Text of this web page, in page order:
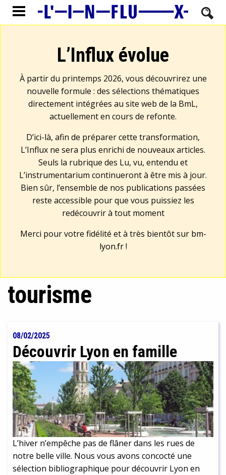
L’Influx évolue
À partir du printemps 2026, vous découvrirez une
nouvelle formule : des sélections thématiques
directement intégrées au site web de la BmL,
actuellement en cours de refonte.
D’ici-là, afin de préparer cette transformation,
L’Influx ne sera plus enrichi de nouveaux articles.
Seuls la rubrique des Lu, vu, entendu et
L’instrumentarium continueront à être mis à jour.
Bien sûr, l’ensemble de nos publications passées
reste accessible pour que vous puissiez les
redécouvrir à tout moment
Merci pour votre fidélité et à très bientôt sur bm-
lyon.fr!
tourisme
08/02/2025
Découvrir Lyon en famille
L’hiver n’empêche pas de flâner dans les rues de
notre belle ville. Nous vous avons concocté une
sélection bibliographique pour découvrir Lyon en